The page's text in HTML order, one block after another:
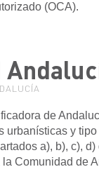
(OCA).
de
urbanísticas y
a), b), c),
Comunidad de